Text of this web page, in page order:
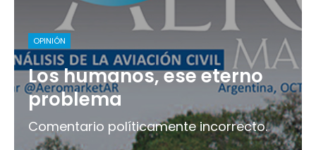
OPINIÓN
Los humanos, ese eterno
problema
Comentario políticamente incorrecto.